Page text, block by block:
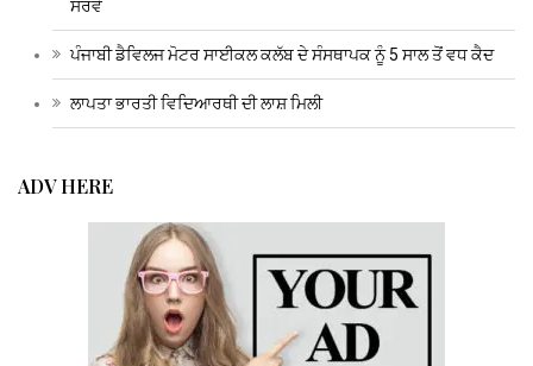
ਸਰਵੇ
ਪੰਜਾਬੀ ਡੈਵਿਲਜ ਮੋਟਰ ਸਾਈਕਲ ਕਲੱਬ ਦੇ ਸੰਸਥਾਪਕ ਨੂੰ 5 ਸਾਲ ਤੋਂ ਵਧ ਕੈਦ
ਲਾਪਤਾ ਭਾਰਤੀ ਵਿਦਿਆਰਥੀ ਦੀ ਲਾਸ਼ ਮਿਲੀ
ADV HERE